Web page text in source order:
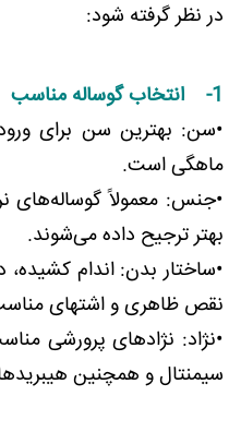
در نظر گرفته شود:
1- انتخاب گوساله مناسب
ماهگی است.
•جنس: معمولاً گوساله‌های
بهتر ترجیح داده می‌شوند.
•ساختار بدن: اندام
نقص ظاهری و اشتهای
•نژاد: نژادهای پرورشی
سیمنتال و همچنین